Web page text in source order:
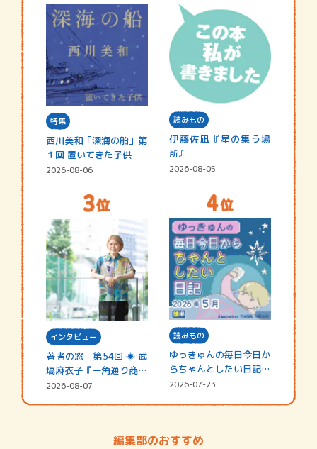
特集
西川美和「深海の船」第
１回 置いてきた子供
2026-08-06
読みもの
伊藤佐凪『星の集う場
所』
2026-08-05
インタビュー
著者の窓 第54回 ◈ 武
塙麻衣子『一角通り商店
街の…
2026-08-07
読みもの
ゆっきゅんの毎日今日か
らちゃんとしたい日記
☆202…
2026-07-23
編集部のおすすめ